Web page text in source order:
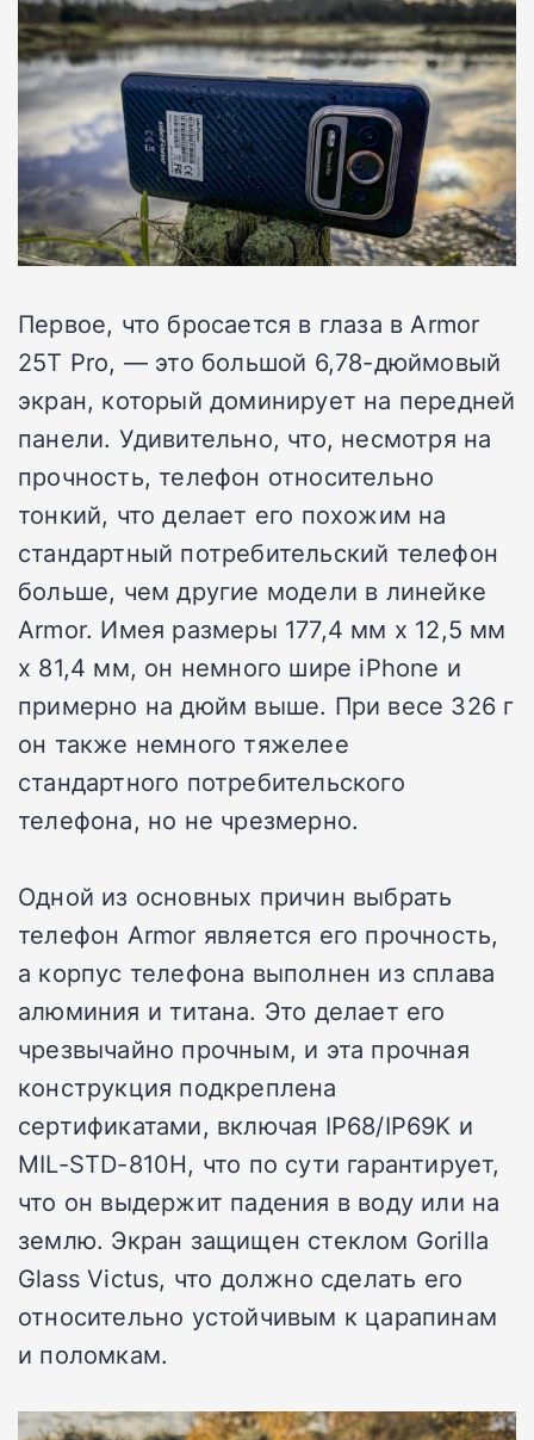
Первое, что бросается в глаза в Armor
25T Pro, — это большой 6,78-дюймовый
экран, который доминирует на передней
панели. Удивительно, что, несмотря на
прочность, телефон относительно
тонкий, что делает его похожим на
стандартный потребительский телефон
больше, чем другие модели в линейке
Armor. Имея размеры 177,4 мм x 12,5 мм
x 81,4 мм, он немного шире iPhone и
примерно на дюйм выше. При весе 326 г
он также немного тяжелее
стандартного потребительского
телефона, но не чрезмерно.
Одной из основных причин выбрать
телефон Armor является его прочность,
а корпус телефона выполнен из сплава
алюминия и титана. Это делает его
чрезвычайно прочным, и эта прочная
конструкция подкреплена
сертификатами, включая IP68/IP69K и
MIL-STD-810H, что по сути гарантирует,
что он выдержит падения в воду или на
землю. Экран защищен стеклом Gorilla
Glass Victus, что должно сделать его
относительно устойчивым к царапинам
и поломкам.